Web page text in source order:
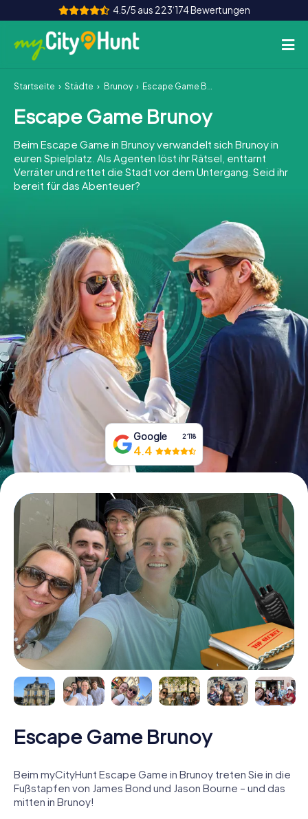
4.5/5 aus 223‘174 Bewertungen
So funktioniert's
Städte
Touren
Teamevent
INT AT CH
DE
ES
FR UK
IE
IT
NL
Tickets buchen
Gutscheine bestellen
Startseite Städte Brunoy Escape Game Brunoy
Escape Game Brunoy
Beim Escape Game in Brunoy verwandelt sich Brunoy in
euren Spielplatz. Als Agenten löst ihr Rätsel, enttarnt
Verräter und rettet die Stadt vor dem Untergang. Seid ihr
bereit für das Abenteuer?
Google 2‘118
4.4
Escape Game Brunoy
Beim myCityHunt Escape Game in Brunoy treten Sie in die
Fußstapfen von James Bond und Jason Bourne – und das
mitten in Brunoy!